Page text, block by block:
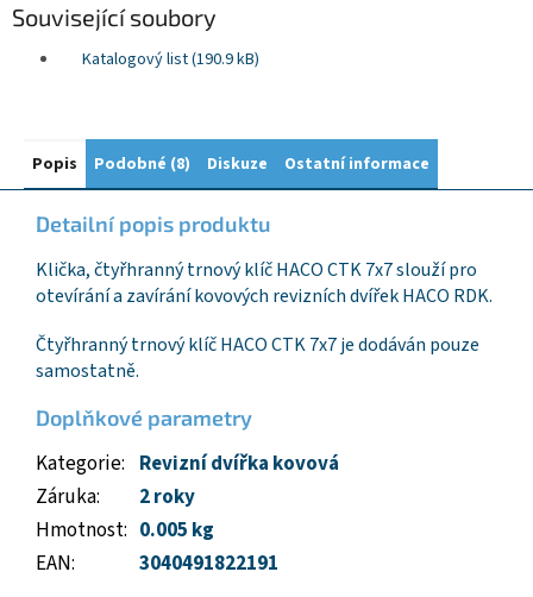
Související soubory
Katalogový list (190.9 kB)
Popis Podobné (8) Diskuze Ostatní informace
Detailní popis produktu
Klička, čtyřhranný trnový klíč HACO CTK 7x7 slouží pro
otevírání a zavírání kovových revizních dvířek HACO RDK.
Čtyřhranný trnový klíč HACO CTK 7x7 je dodáván pouze
samostatně.
Doplňkové parametry
Kategorie: Revizní dvířka kovová
Záruka:
2 roky
Hmotnost: 0.005 kg
EAN: 3040491822191